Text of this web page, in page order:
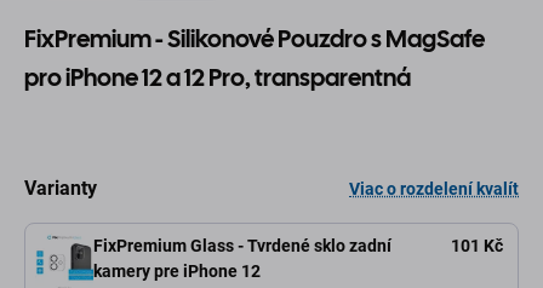
FixPremium - Silikonové Pouzdro s MagSafe
pro iPhone 12 a 12 Pro, transparentná
Varianty Viac o rozdelení kvalít
FixPremium Glass - Tvrdené sklo zadní
kamery pre iPhone 12
101 Kč